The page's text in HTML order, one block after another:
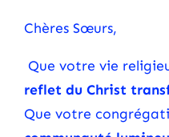
Chères Sœurs,
Que votre vie
reflet du Christ
Que votre